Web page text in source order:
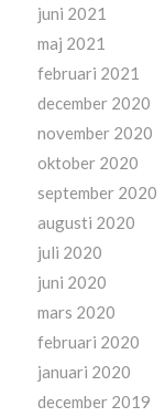
juni 2021
maj 2021
februari 2021
december 2020
november 2020
oktober 2020
september 2020
augusti 2020
juli 2020
juni 2020
mars 2020
februari 2020
januari 2020
december 2019